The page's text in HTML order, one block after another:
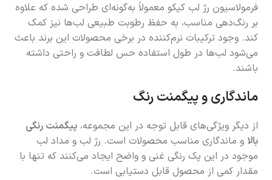
فرمولاسیون رژ لب کیکو معمولاً به‌گونه‌ای طراحی شده که علاوه
بر رنگ‌دهی مناسب، به حفظ رطوبت طبیعی لب‌ها نیز کمک
کند. وجود ترکیبات نرم‌کننده در برخی محصولات این برند باعث
می‌شود لب‌ها در طول استفاده حس لطافت و راحتی داشته
باشند.
ماندگاری و پیگمنت رنگ
از دیگر ویژگی‌های قابل توجه در این مجموعه،پیگمنت رنگی
بالا و ماندگاری مناسب محصولات است. رژ لب و مداد لب
موجود در این پک رنگی غنی و واضح ایجاد می‌کنند که تنها با
مقدار کمی از محصول قابل دستیابی است.